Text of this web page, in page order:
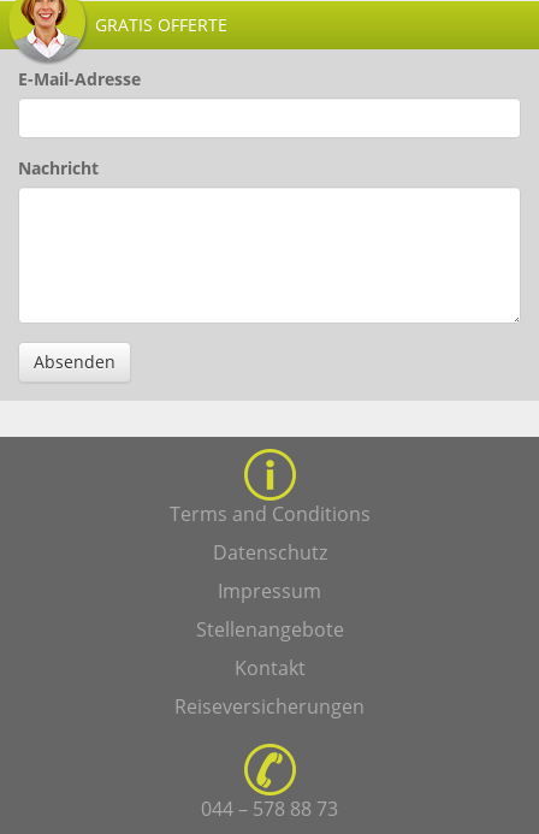
GRATIS OFFERTE
E-Mail-Adresse
Nachricht
Absenden
Terms and Conditions
Datenschutz
Impressum
Stellenangebote
Kontakt
Reiseversicherungen
044 – 578 88 73